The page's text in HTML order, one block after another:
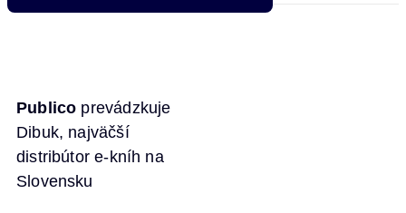
Publico prevádzkuje
Dibuk, najväčší
distribútor e-kníh na
Slovensku